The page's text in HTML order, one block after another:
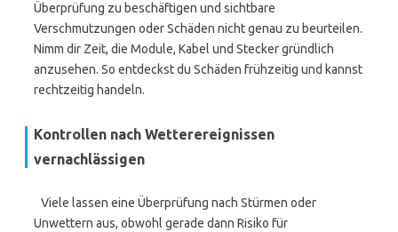
Überprüfung zu beschäftigen und sichtbare
Verschmutzungen oder Schäden nicht genau zu beurteilen.
Nimm dir Zeit, die Module, Kabel und Stecker gründlich
anzusehen. So entdeckst du Schäden frühzeitig und kannst
rechtzeitig handeln.
Kontrollen nach Wetterereignissen
vernachlässigen
Viele lassen eine Überprüfung nach Stürmen oder
Unwettern aus, obwohl gerade dann Risiko für